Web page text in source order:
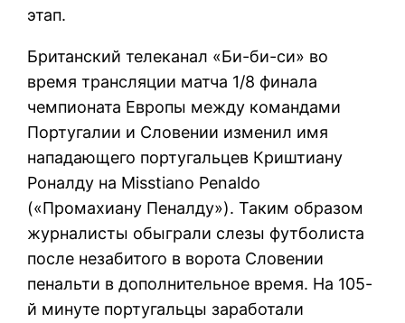
этап.
Британский телеканал «Би-би-си» во
время трансляции матча 1/8 финала
чемпионата Европы между командами
Португалии и Словении изменил имя
нападающего португальцев Криштиану
Роналду на Misstiano Penaldo
(«Промахиану Пеналду»). Таким образом
журналисты обыграли слезы футболиста
после незабитого в ворота Словении
пенальти в дополнительное время. На 105-
й минуте португальцы заработали